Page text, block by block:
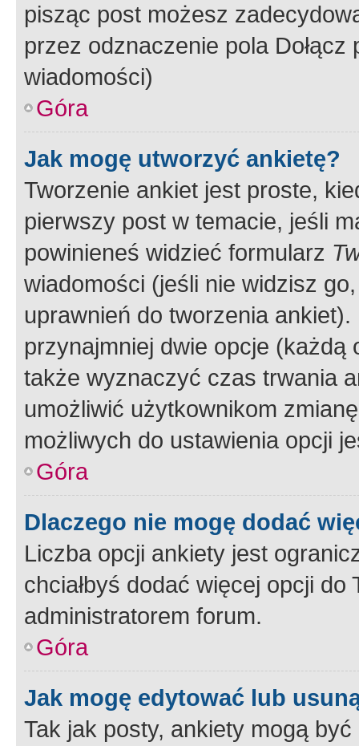
pisząc post możesz
przez odznaczenie pola
wiadomości)
Góra
Jak mogę utworzyć ankietę?
Tworzenie ankiet jest proste,
pierwszy post w temacie, jeśli
powinieneś widzieć formularz
wiadomości (jeśli nie widzisz
uprawnień do tworzenia
przynajmniej dwie opcje
także wyznaczyć czas trwania
umożliwić użytkownikom
możliwych do ustawienia opcji
Góra
Dlaczego nie mogę dodać
Liczba opcji ankiety jest
chciałbyś dodać więcej opcji
administratorem forum.
Góra
Jak mogę edytować lub
Tak jak posty, ankiety mogą